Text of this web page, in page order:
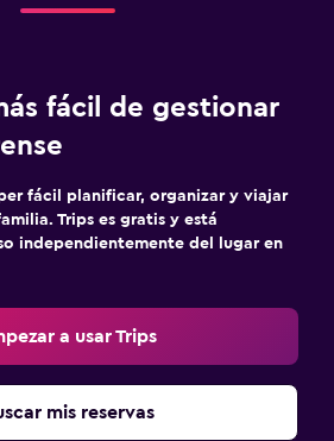
fácil de gestionar
fácil planificar, organizar y viajar
Trips es gratis y está
independientemente del lugar en
a usar Trips
mis reservas